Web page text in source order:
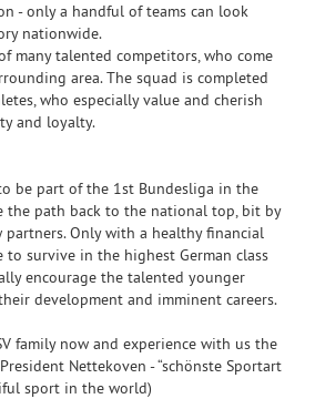
- only a handful of teams can look
nationwide.
many talented competitors, who come
area. The squad is completed
who especially value and cherish
and loyalty.
be part of the 1st Bundesliga in the
the path back to the national top, bit by
Only with a healthy financial
survive in the highest German class
encourage the talented younger
development and imminent careers.
family now and experience with us the
Nettekoven - “schönste Sportart
sport in the world)